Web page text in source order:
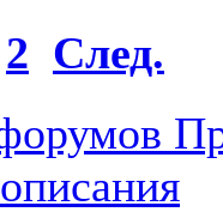
2 След.